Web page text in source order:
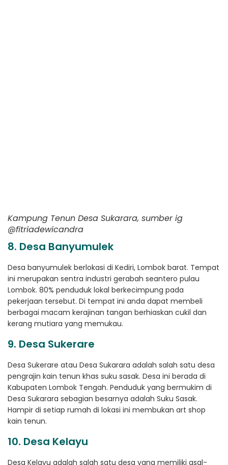
Kampung Tenun Desa Sukarara, sumber ig
@fitriadewicandra
8. Desa Banyumulek
Desa banyumulek berlokasi di Kediri, Lombok barat. Tempat
ini merupakan sentra industri gerabah seantero pulau
Lombok. 80% penduduk lokal berkecimpung pada
pekerjaan tersebut. Di tempat ini anda dapat membeli
berbagai macam kerajinan tangan berhiaskan cukil dan
kerang mutiara yang memukau.
9. Desa Sukerare
Desa Sukerare atau Desa Sukarara adalah salah satu desa
pengrajin kain tenun khas suku sasak. Desa ini berada di
Kabupaten Lombok Tengah. Penduduk yang bermukim di
Desa Sukarara sebagian besarnya adalah Suku Sasak.
Hampir di setiap rumah di lokasi ini membukan art shop
kain tenun.
10. Desa Kelayu
Desa Kelayu adalah salah satu desa yang memiliki asal-